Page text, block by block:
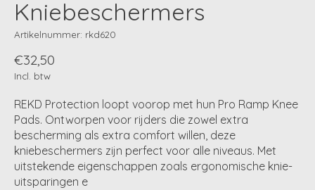
Kniebeschermers
Artikelnummer: rkd620
€32,50
Incl. btw
REKD Protection loopt voorop met hun Pro Ramp Knee
Pads. Ontworpen voor rijders die zowel extra
bescherming als extra comfort willen, deze
kniebeschermers zijn perfect voor alle niveaus. Met
uitstekende eigenschappen zoals ergonomische knie-
uitsparingen e